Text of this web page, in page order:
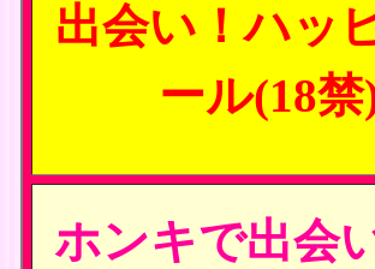
出会い！ハッ
ール(18禁
ホンキで出会